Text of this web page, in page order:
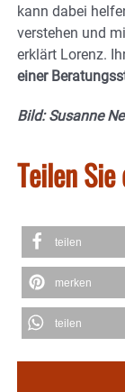
kann dabei
verstehen und
erklärt Lorenz.
einer
Bild: Susanne
Teilen
teilen
merken
teilen